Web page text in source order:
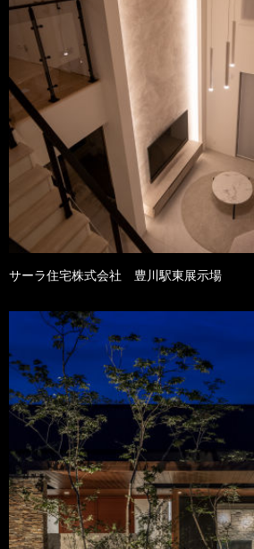
サーラ住宅株式会社 豊川駅東展示場